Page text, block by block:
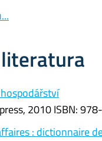
2010 ISBN:
: dictionnaire